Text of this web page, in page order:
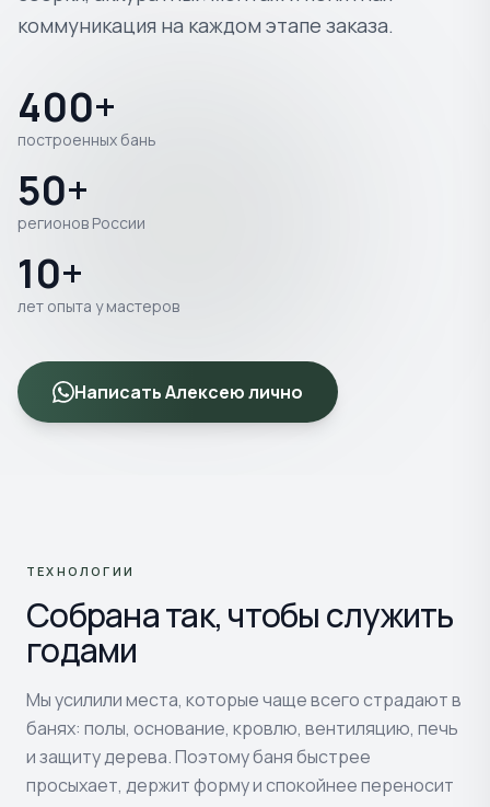
коммуникация на каждом этапе заказа.
400+
построенных бань
50+
регионов России
10+
лет опыта у мастеров
Написать Алексею лично
ТЕХНОЛОГИИ
Собрана так, чтобы служить
годами
Мы усилили места, которые чаще всего страдают в
банях: полы, основание, кровлю, вентиляцию, печь
и защиту дерева. Поэтому баня быстрее
просыхает, держит форму и спокойнее переносит